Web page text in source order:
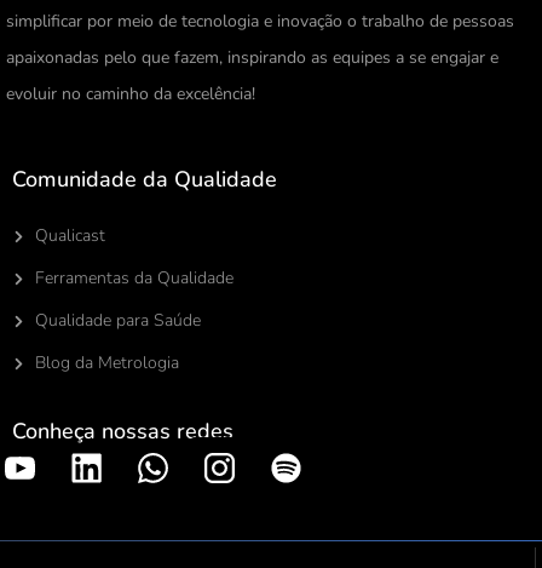
simplificar por meio de tecnologia e inovação o trabalho de pessoas
apaixonadas pelo que fazem, inspirando as equipes a se engajar e
evoluir no caminho da excelência!
Comunidade da Qualidade
Qualicast
Ferramentas da Qualidade
Qualidade para Saúde
Blog da Metrologia
Conheça nossas redes
S
o